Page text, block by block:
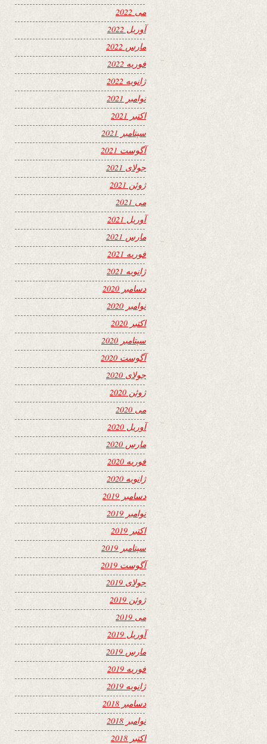
می 2022
آوریل 2022
مارس 2022
فوریه 2022
ژانویه 2022
نوامبر 2021
اکتبر 2021
سپتامبر 2021
آگوست 2021
جولای 2021
ژوئن 2021
می 2021
آوریل 2021
مارس 2021
فوریه 2021
ژانویه 2021
دسامبر 2020
نوامبر 2020
اکتبر 2020
سپتامبر 2020
آگوست 2020
جولای 2020
ژوئن 2020
می 2020
آوریل 2020
مارس 2020
فوریه 2020
ژانویه 2020
دسامبر 2019
نوامبر 2019
اکتبر 2019
سپتامبر 2019
آگوست 2019
جولای 2019
ژوئن 2019
می 2019
آوریل 2019
مارس 2019
فوریه 2019
ژانویه 2019
دسامبر 2018
نوامبر 2018
اکتبر 2018